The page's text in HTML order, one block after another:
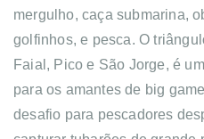
mergulho, caça submarina,
golfinhos, e pesca. O
Faial, Pico e São Jorge, é
para os amantes de big
desafio para pescadores